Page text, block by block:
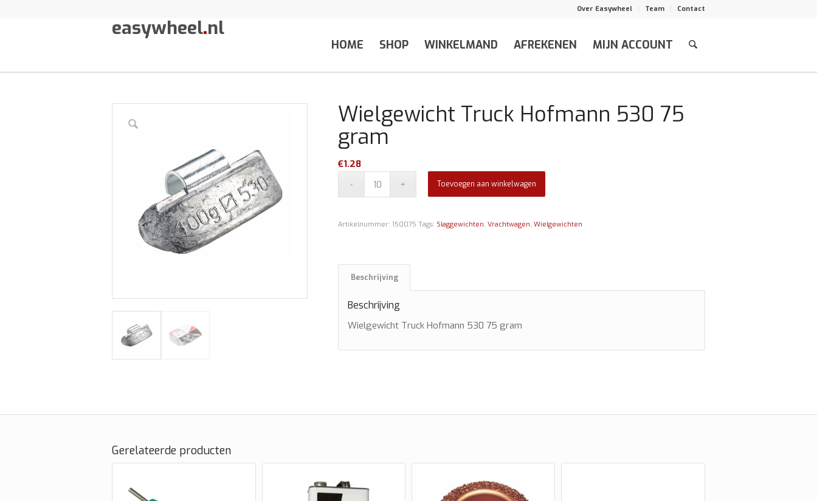
Over Easywheel Team Contact
easywheel.nl
HOME SHOP WINKELMAND AFREKENEN MIJN ACCOUNT
Wielgewicht Truck Hofmann 530 75
gram
€1.28
Toevoegen aan winkelwagen
Artikelnummer:150075 Tags: Slaggewichten,Vrachtwagen,Wielgewichten
Beschrijving
Beschrijving
Wielgewicht Truck Hofmann 530 75 gram
Gerelateerde producten